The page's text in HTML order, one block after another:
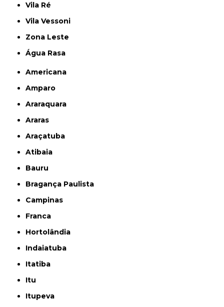
Vila Ré
Vila Vessoni
Zona Leste
Água Rasa
Americana
Amparo
Araraquara
Araras
Araçatuba
Atibaia
Bauru
Bragança Paulista
Campinas
Franca
Hortolândia
Indaiatuba
Itatiba
Itu
Itupeva